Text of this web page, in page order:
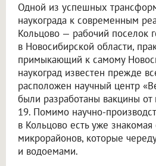
Одной из успешных
наукограда к современным
Кольцово — рабочий поселок
в Новосибирской области,
примыкающий к самому
наукоград известен прежде
расположен научный центр
были разработаны вакцины от
19. Помимо научно-
в Кольцово есть уже
микрорайонов, которые
и водоемами.